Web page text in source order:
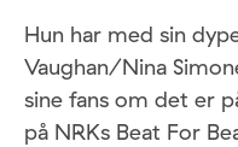
Hun har med sin
Vaughan/Nina
sine fans om det er
på NRKs Beat For